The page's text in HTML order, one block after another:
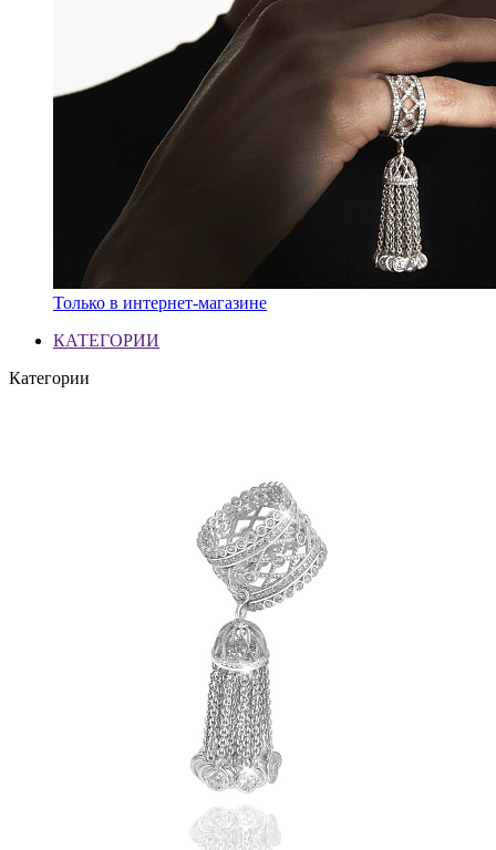
Только в интернет-магазине
КАТЕГОРИИ
Категории